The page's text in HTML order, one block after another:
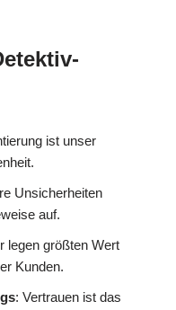
ist unser
Unsicherheiten
auf.
legen größten Wert
Kunden.
: Vertrauen ist das